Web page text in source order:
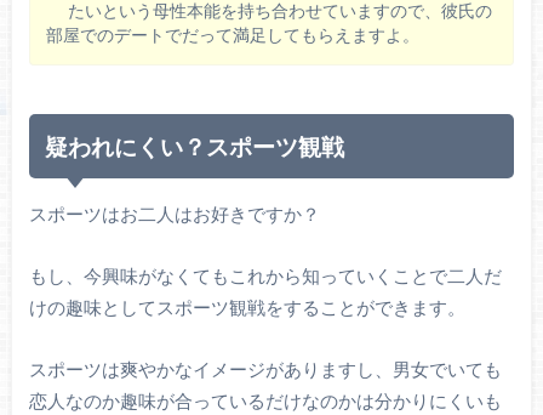
たいという母性本能を持ち合わせていますので、彼氏の
部屋でのデートでだって満足してもらえますよ。
疑われにくい？スポーツ観戦
スポーツはお二人はお好きですか？
もし、今興味がなくてもこれから知っていくことで二人だ
けの趣味としてスポーツ観戦をすることができます。
スポーツは爽やかなイメージがありますし、男女でいても
恋人なのか趣味が合っているだけなのかは分かりにくいも